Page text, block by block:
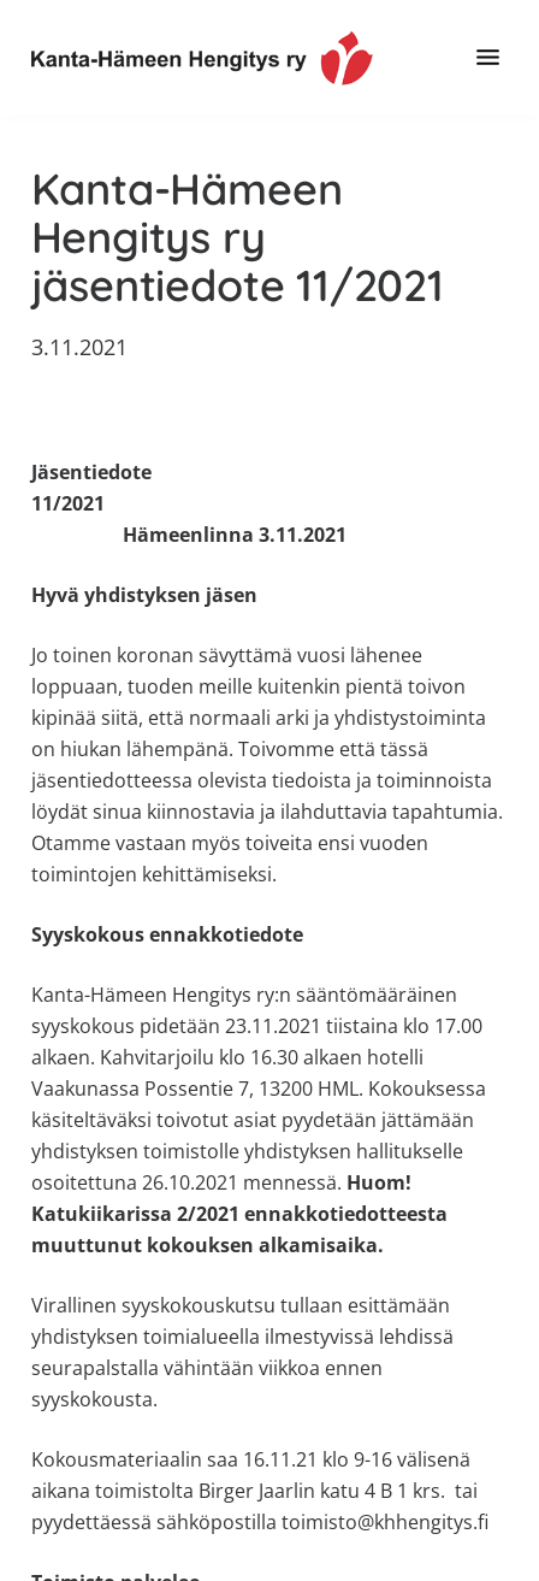
pääsisältöön
ensisijaiseen
alatunnisteeseen
Hämeen
Hengitys
ry
tietoa,
erityisesti
jos
sinua
koskettaa
astma,
huono
sisäilma
K-
Hengitys
ry
Kanta-Hämeen
Hengitys ry
jäsentiedote 11/2021
3.11.2021
Jäsentiedote
11/2021
Hämeenlinna 3.11.2021
Hyvä yhdistyksen jäsen
Jo toinen koronan sävyttämä vuosi lähenee
loppuaan, tuoden meille kuitenkin pientä toivon
kipinää siitä, että normaali arki ja yhdistystoiminta
on hiukan lähempänä. Toivomme että tässä
jäsentiedotteessa olevista tiedoista ja toiminnoista
löydät sinua kiinnostavia ja ilahduttavia tapahtumia.
Otamme vastaan myös toiveita ensi vuoden
toimintojen kehittämiseksi.
Syyskokous ennakkotiedote
Kanta-Hämeen Hengitys ry:n sääntömääräinen
syyskokous pidetään 23.11.2021 tiistaina klo 17.00
alkaen. Kahvitarjoilu klo 16.30 alkaen hotelli
Vaakunassa Possentie 7, 13200 HML. Kokouksessa
käsiteltäväksi toivotut asiat pyydetään jättämään
yhdistyksen toimistolle yhdistyksen hallitukselle
osoitettuna 26.10.2021 mennessä. Huom!
Katukiikarissa 2/2021 ennakkotiedotteesta
muuttunut kokouksen alkamisaika.
Virallinen syyskokouskutsu tullaan esittämään
yhdistyksen toimialueella ilmestyvissä lehdissä
seurapalstalla vähintään viikkoa ennen
syyskokousta.
Kokousmateriaalin saa 16.11.21 klo 9-16 välisenä
aikana toimistolta Birger Jaarlin katu 4 B 1 krs. tai
pyydettäessä sähköpostilla toimisto@khhengitys.fi